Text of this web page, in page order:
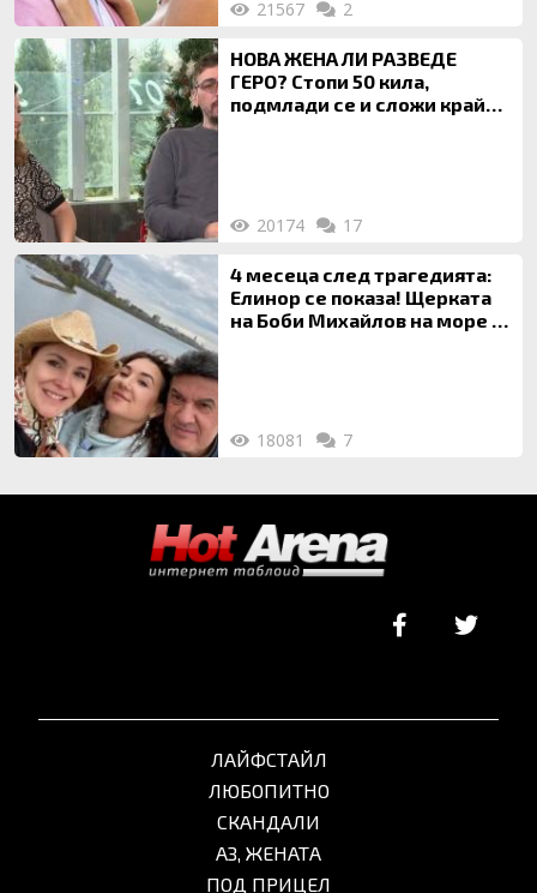
21567 2
НОВА ЖЕНА ЛИ РАЗВЕДЕ
ГЕРО? Стопи 50 кила,
подмлади се и сложи край
20174 17
4 месеца след трагедията:
Елинор се показа! Щерката
на Боби Михайлов на море с
18081 7
ЛАЙФСТАЙЛ
ЛЮБОПИТНО
СКАНДАЛИ
АЗ, ЖЕНАТА
ПОД ПРИЦЕЛ